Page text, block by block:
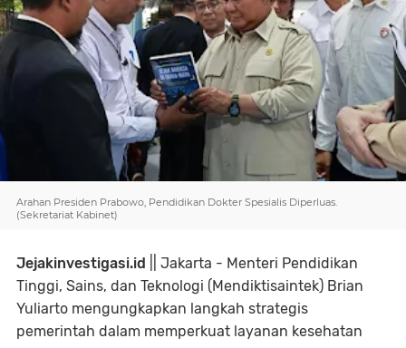
Arahan Presiden Prabowo, Pendidikan Dokter Spesialis Diperluas.
(Sekretariat Kabinet)
Jejakinvestigasi.id || Jakarta - Menteri Pendidikan
Tinggi, Sains, dan Teknologi (Mendiktisaintek) Brian
Yuliarto mengungkapkan langkah strategis
pemerintah dalam memperkuat layanan kesehatan